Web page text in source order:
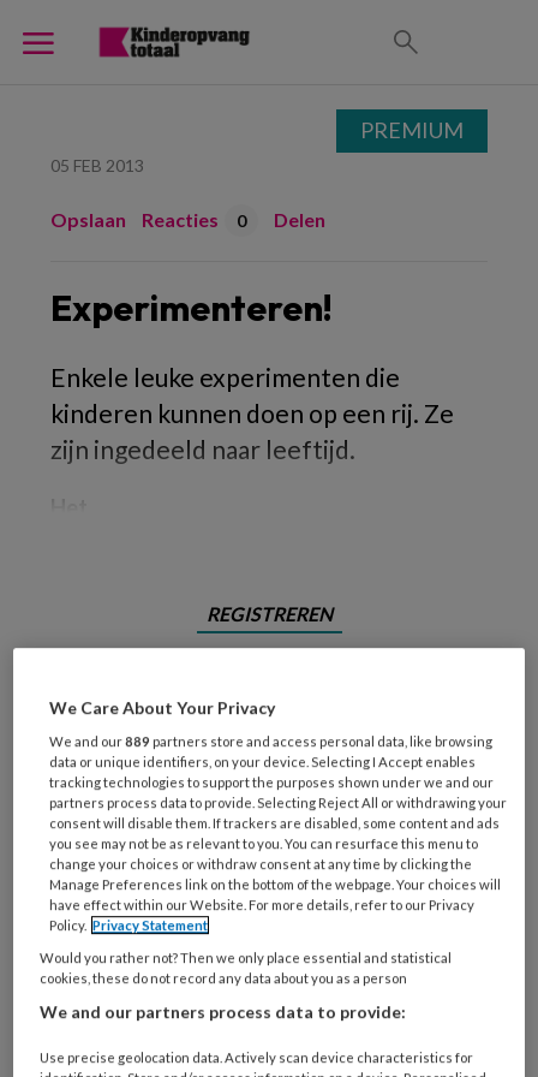
05 FEB 2013
Opslaan Reacties 0 Delen
Experimenteren!
Enkele leuke experimenten die
kinderen kunnen doen op een rij. Ze
zijn ingedeeld naar leeftijd.
REGISTREREN
artikelen gratis per maand
Al een account of abonnement?Log dan in
Wat
is
je
e-
mailadres?
Kies
je
PREMIUM
We Care About Your Privacy
We and our889 partners store and access personal data, like browsing
data or unique identifiers, on your device. Selecting I Accept enables
tracking technologies to support the purposes shown under we and our
partners process data to provide. Selecting Reject All or withdrawing your
consent will disable them. If trackers are disabled, some content and ads
you see may not be as relevant to you. You can resurface this menu to
change your choices or withdraw consent at any time by clicking the
Manage Preferences link on the bottom of the webpage. Your choices will
have effect within our Website. For more details, refer to our Privacy
Policy. Privacy Statement
Would you rather not? Then we only place essential and statistical
cookies, these do not record any data about you as a person
We and our partners process data to provide:
Use precise geolocation data. Actively scan device characteristics for